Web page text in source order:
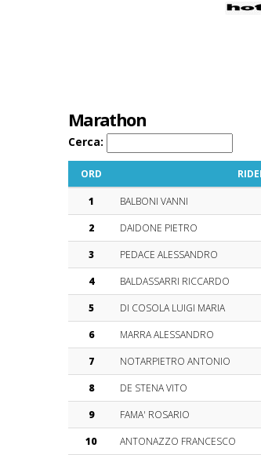
Marathon
Cerca:
ORD
1 BALBONI VANNI
2
DAIDONE PIETRO
3
PEDACE ALESSANDRO
4
BALDASSARRI RICCARDO
5
DI COSOLA LUIGI MARIA
6
MARRA ALESSANDRO
7
NOTARPIETRO ANTONIO
8
DE STENA VITO
9
FAMA' ROSARIO
10
ANTONAZZO FRANCESCO